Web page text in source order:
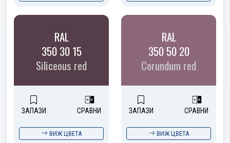
RAL
350 30 15
Siliceous red
ЗАПАЗИ СРАВНИ
ВИЖ ЦВЕТА
RAL
350 50 20
Corundum red
ЗАПАЗИ СРАВНИ
ВИЖ ЦВЕТА